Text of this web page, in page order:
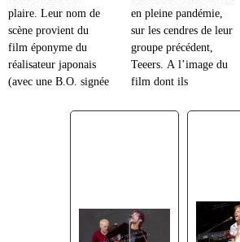
plaire. Leur nom de
scène provient du
film éponyme du
réalisateur japonais
(avec une B.O. signée
en pleine pandémie,
sur les cendres de leur
groupe précédent,
Teeers. A l’image du
film dont ils
French Touch et les
grandes musiques de
films des Seventies
(François de Roubaix,